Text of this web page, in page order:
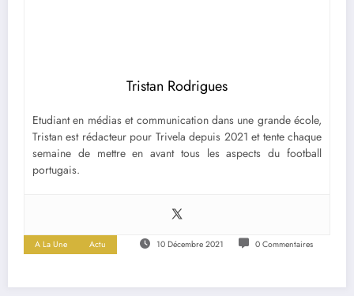
Tristan Rodrigues
Etudiant en médias et communication dans une grande école,
Tristan est rédacteur pour Trivela depuis 2021 et tente chaque
semaine de mettre en avant tous les aspects du football
portugais.
A La Une Actu 10 Décembre 2021 0 Commentaires